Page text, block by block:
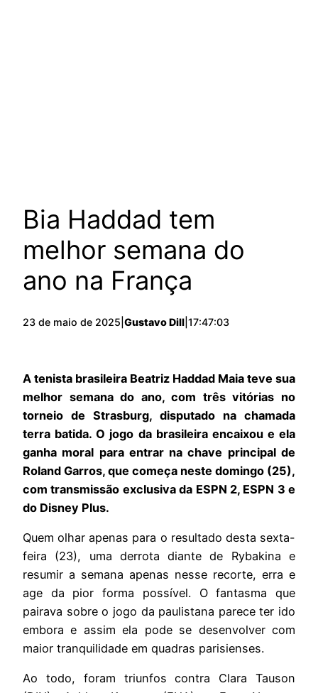
Bia Haddad tem
melhor semana do
ano na França
23 de maio de 2025 Gustavo Dill 17:47:03
A tenista brasileira Beatriz Haddad Maia teve sua
melhor semana do ano, com três vitórias no
torneio de Strasburg, disputado na chamada
terra batida. O jogo da brasileira encaixou e ela
ganha moral para entrar na chave principal de
Roland Garros, que começa neste domingo (25),
com transmissão exclusiva da ESPN 2, ESPN 3 e
do Disney Plus.
Quem olhar apenas para o resultado desta sexta-
feira (23), uma derrota diante de Rybakina e
resumir a semana apenas nesse recorte, erra e
age da pior forma possível. O fantasma que
pairava sobre o jogo da paulistana parece ter ido
embora e assim ela pode se desenvolver com
maior tranquilidade em quadras parisienses.
Ao todo, foram triunfos contra Clara Tauson